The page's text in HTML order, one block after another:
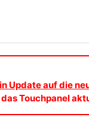
Update auf die
Touchpanel